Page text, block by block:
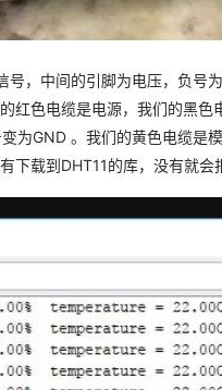
号，中间的引脚为电压，负
红色电缆是电源，我们的黑
为GND 。我们的黄色电缆是
下载到DHT11的库，没有就
10 分钟在聊天系统中增